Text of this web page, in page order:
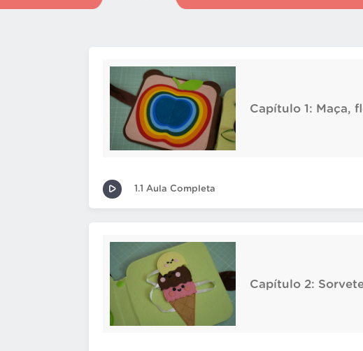
Capítulo 1: Maça,
1.1 Aula Completa
Capítulo 2: